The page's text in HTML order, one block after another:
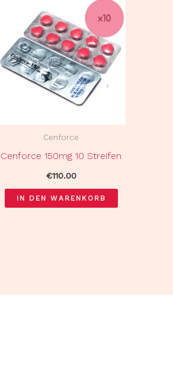
Cenforce
Cenforce 150mg 10 Streifen
€110.00
IN DEN WARENKORB